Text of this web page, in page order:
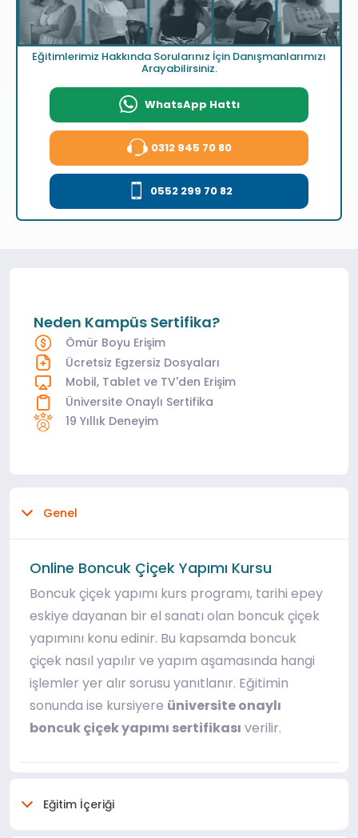
Eğitimlerimiz Hakkında Sorularınız İçin Danışmanlarımızı
Arayabilirsiniz.
WhatsApp Hattı
0312 945 70 80
0552 299 70 82
Neden Kampüs Sertifika?
Ömür Boyu Erişim
Ücretsiz Egzersiz Dosyaları
Mobil, Tablet ve TV'den Erişim
Üniversite Onaylı Sertifika
19 Yıllık Deneyim
Genel
Online Boncuk Çiçek Yapımı Kursu
Boncuk çiçek yapımı kurs programı, tarihi epey
eskiye dayanan bir el sanatı olan boncuk çiçek
yapımını konu edinir. Bu kapsamda boncuk
çiçek nasıl yapılır ve yapım aşamasında hangi
işlemler yer alır sorusu yanıtlanır. Eğitimin
sonunda ise kursiyere üniversite onaylı
boncuk çiçek yapımı sertifikası verilir.
Eğitim İçeriği